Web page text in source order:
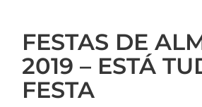
FESTAS DE
2019 – ESTÁ
FESTA